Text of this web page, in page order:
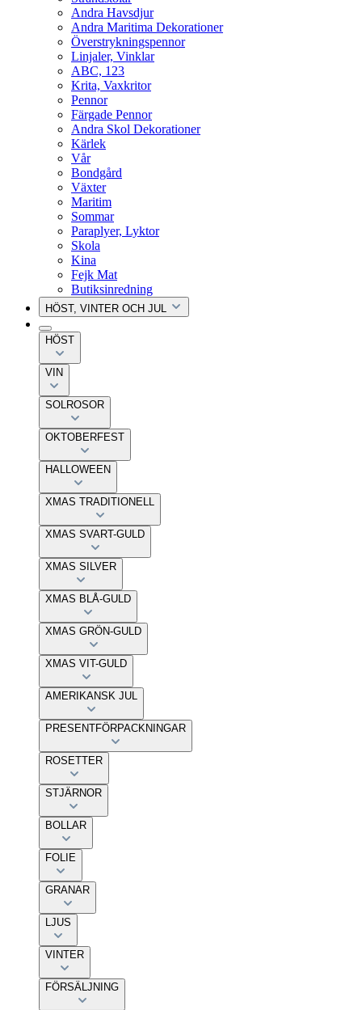
Andra Havsdjur
Andra Maritima Dekorationer
Överstrykningspennor
Linjaler, Vinklar
ABC, 123
Krita, Vaxkritor
Pennor
Färgade Pennor
Andra Skol Dekorationer
Kärlek
Vår
Bondgård
Växter
Maritim
Sommar
Paraplyer, Lyktor
Skola
Kina
Fejk Mat
Butiksinredning
HÖST, VINTER OCH JUL
HÖST
VIN
SOLROSOR
OKTOBERFEST
HALLOWEEN
XMAS TRADITIONELL
XMAS SVART-GULD
XMAS SILVER
XMAS BLÅ-GULD
XMAS GRÖN-GULD
XMAS VIT-GULD
AMERIKANSK JUL
PRESENTFÖRPACKNINGAR
ROSETTER
STJÄRNOR
BOLLAR
FOLIE
GRANAR
LJUS
VINTER
FÖRSÄLJNING